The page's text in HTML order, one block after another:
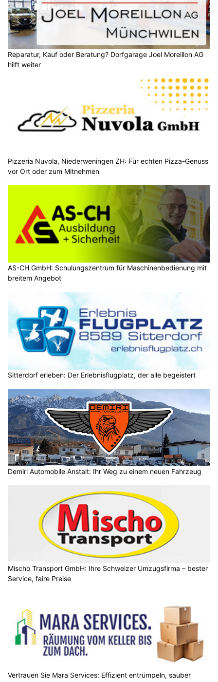
Reparatur, Kauf oder Beratung? Dorfgarage Joel Moreillon AG
hilft weiter
Pizzeria Nuvola, Niederweningen ZH: Für echten Pizza-Genuss
vor Ort oder zum Mitnehmen
AS-CH GmbH: Schulungszentrum für Maschinenbedienung mit
breitem Angebot
Sitterdorf erleben: Der Erlebnisflugplatz, der alle begeistert
Demiri Automobile Anstalt: Ihr Weg zu einem neuen Fahrzeug
Mischo Transport GmbH: Ihre Schweizer Umzugsfirma – bester
Service, faire Preise
Vertrauen Sie Mara Services: Effizient entrümpeln, sauber